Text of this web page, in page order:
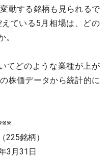
動する銘柄も見られるで
ている5月相場は、どの
。
てどのような業種が上が
株価データから統計的に
225銘柄）
3月31日